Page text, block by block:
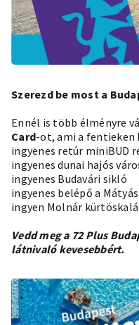
Szerezd be most a
Ennél is több élményre
Card-ot, ami a fentieken
ingyenes retúr miniBUD
ingyenes dunai hajós
ingyenes Budavári sikló
ingyenes belépő a
ingyen Molnár
Vedd meg a 72 Plus
látnivaló kevesebbért.